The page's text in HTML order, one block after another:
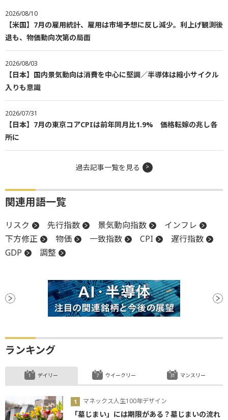
2026/08/10
【米国】7月の雇用統計、雇用は市場予想に反し減少。利上げ観測後
退も、物価動向次第の局面
2026/08/03
【日本】国内景気動向は消費を中心に堅調／半導体は縮小サイクル
入りも意識
2026/07/31
【日本】7月の東京コアCPIは前年同月比1.9% 価格転嫁の兆し各
所に
過去記事一覧を見る
関連用語一覧
リスク 先行指数 景気動向指数
インフレ
下方修正
物価 一致指数 CPI
遅行指数
GDP
調整
ランキング
デイリー
マネックス人生100年デザイン
「墓じまい」には期限がある？墓じまいの流れ
ウイークリー マンスリー